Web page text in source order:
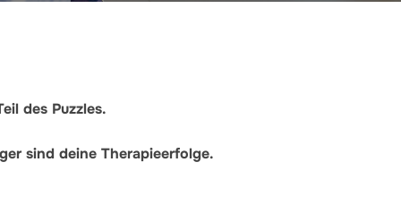
des Puzzles.
sind deine Therapieerfolge.